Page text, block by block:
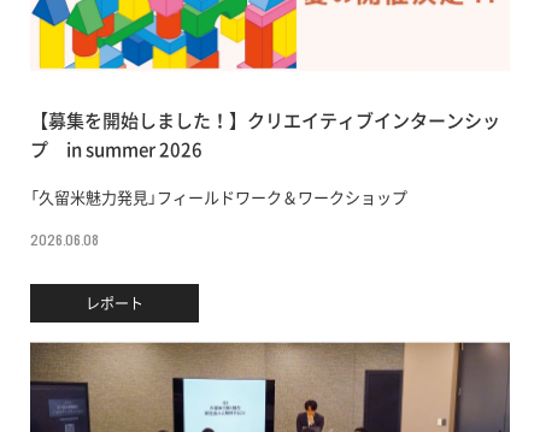
【募集を開始しました！】クリエイティブインターンシッ
プ in summer 2026
「久留米魅力発見」フィールドワーク＆ワークショップ
2026.06.08
レポート